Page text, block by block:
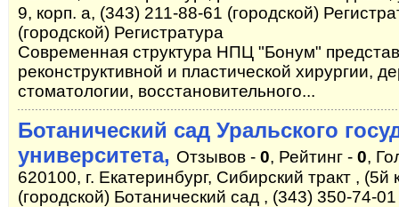
9, корп. а, (343) 211-88-61 (городской)
(городской) Регистратура
Современная структура НПЦ "Бонум"
реконструктивной и пластической хирургии,
стоматологии, восстановительного...
Ботанический сад Уральского
университета, Отзывов - 0, Рейтинг - 0,
620100, г. Екатеринбург, Сибирский тракт ,
(городской) Ботанический сад , (343) 350-74-